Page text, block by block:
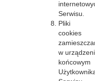
Serwisu.
Pliki
cookies
w
końcowym